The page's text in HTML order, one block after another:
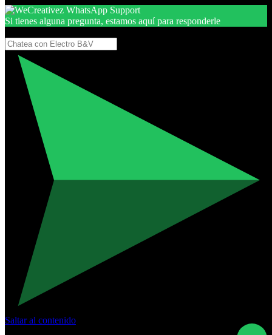
Si tienes alguna pregunta, estamos aquí para responderle
Saltar al contenido